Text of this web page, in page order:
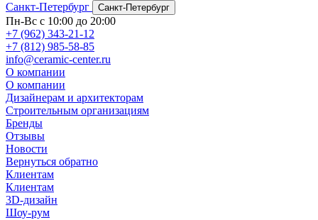
Санкт-Петербург
Санкт-Петербург
Пн-Вс с 10:00 до 20:00
+7 (962) 343-21-12
+7 (812) 985-58-85
info@ceramic-center.ru
О компании
О компании
Дизайнерам и архитекторам
Строительным организациям
Бренды
Отзывы
Новости
Вернуться обратно
Клиентам
Клиентам
3D-дизайн
Шоу-рум